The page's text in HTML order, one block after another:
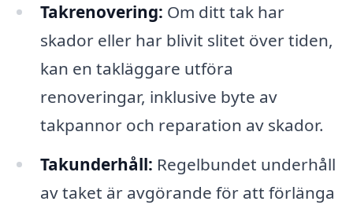
Takrenovering: Om ditt tak har
skador eller har blivit slitet över tiden,
kan en takläggare utföra
renoveringar, inklusive byte av
takpannor och reparation av skador.
Takunderhåll: Regelbundet underhåll
av taket är avgörande för att förlänga